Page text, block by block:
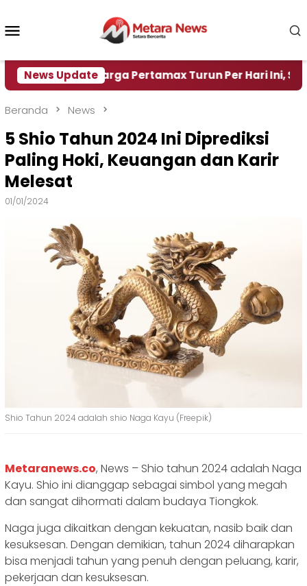
konten
News Update
Harga Pertamax Turun Per Hari Ini, Segini
Beranda News
5 Shio Tahun 2024 Ini Diprediksi
Paling Hoki, Keuangan dan Karir
Melesat
01/01/2024
Shio Tahun 2024 adalah shio Naga Kayu (Freepik)
Metaranews.co, News – Shio tahun 2024 adalah Naga
Kayu. Shio ini dianggap sebagai simbol yang megah
dan sangat dihormati dalam budaya Tiongkok.
Naga juga dikaitkan dengan kekuatan, nasib baik dan
kesuksesan. Dengan demikian, tahun 2024 diharapkan
bisa menjadi tahun yang penuh dengan peluang, karir,
pekerjaan dan kesuksesan.